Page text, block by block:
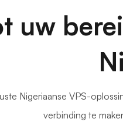
uw
Nigeriaanse VPS-
verbinding te